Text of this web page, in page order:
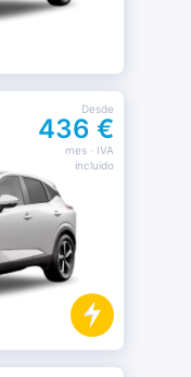
Desde
436 €
mes· IVA
incluido